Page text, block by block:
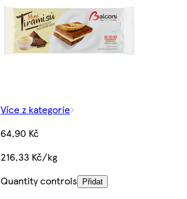
Více z kategorie
64,90 Kč
216,33 Kč/kg
Quantity controls
Přidat